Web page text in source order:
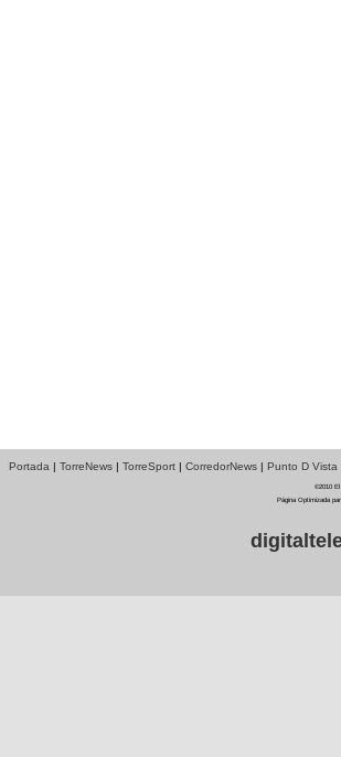
Portada | TorreNews| TorreSport| CorredorNews| Punto D Vista
©2010 El
Página Optimizada